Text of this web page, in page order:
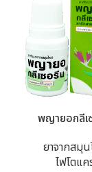
พญายอกลีเ
ยาจากสมุ
ไฟโตแค